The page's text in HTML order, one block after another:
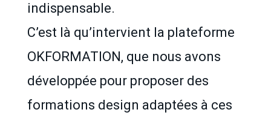
indispensable.
C’est là qu’intervient la plateforme
OKFORMATION, que nous avons
développée pour proposer des
formations design adaptées à ces